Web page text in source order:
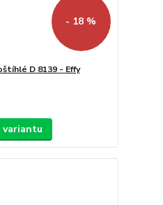
- 18 %
D 8139 - Effy